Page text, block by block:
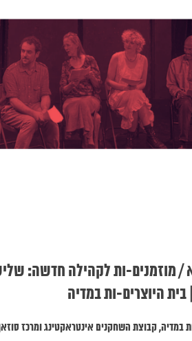
היוצרים-ות במדיה
במדיה, קבוצת השחקנים אינטראקטינג ומרכז